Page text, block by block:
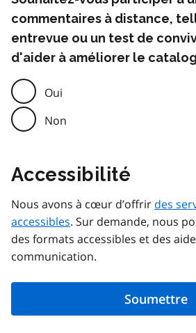
commentaires à distance,
entrevue ou un test de
d'aider à améliorer le
Oui
Non
Accessibilité
Nous avons à cœur d’offrir des
accessibles. Sur demande, nous
des formats accessibles et des
communication.